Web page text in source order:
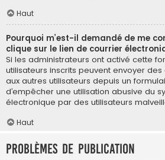
Haut
Pourquoi m’est-il demandé de me
clique sur le lien de courrier
Si les administrateurs ont activé cette
utilisateurs inscrits peuvent envoyer
aux autres utilisateurs depuis un
d’empêcher une utilisation abusive du
électronique par des utilisateurs
Haut
Problèmes de publication